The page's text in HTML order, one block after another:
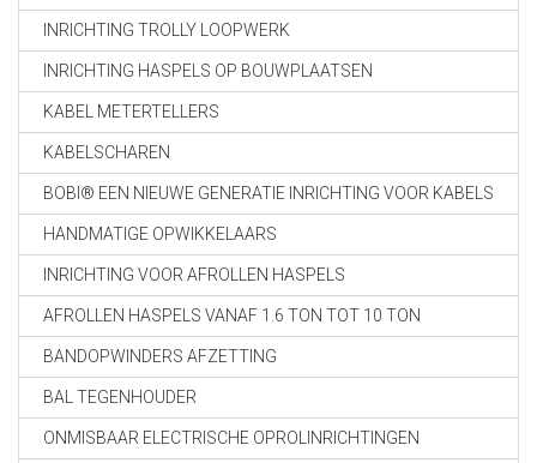
INRICHTING TROLLY LOOPWERK
INRICHTING HASPELS OP BOUWPLAATSEN
KABEL METERTELLERS
KABELSCHAREN
BOBI® EEN NIEUWE GENERATIE INRICHTING VOOR KABELS
HANDMATIGE OPWIKKELAARS
INRICHTING VOOR AFROLLEN HASPELS
AFROLLEN HASPELS VANAF 1.6 TON TOT 10 TON
BANDOPWINDERS AFZETTING
BAL TEGENHOUDER
ONMISBAAR ELECTRISCHE OPROLINRICHTINGEN